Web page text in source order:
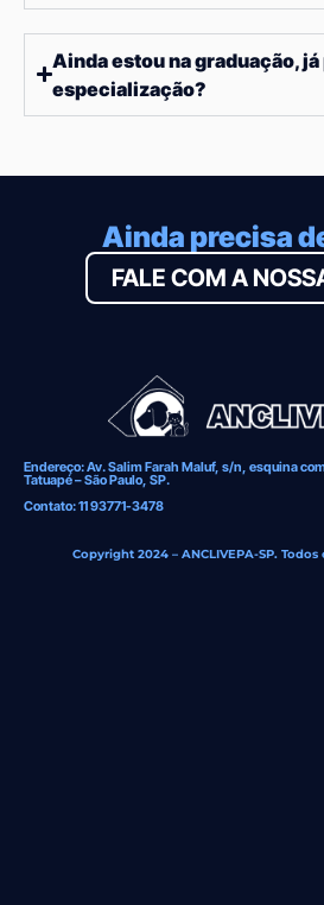
Ainda estou na graduação,
especialização?
Ainda precisa
FALE COM A
Endereço: Av. Salim Farah Maluf, s/n, esquina
Tatuapé – São Paulo, SP.
Contato: 11 93771-3478
Copyright 2024 – ANCLIVEPA-SP.